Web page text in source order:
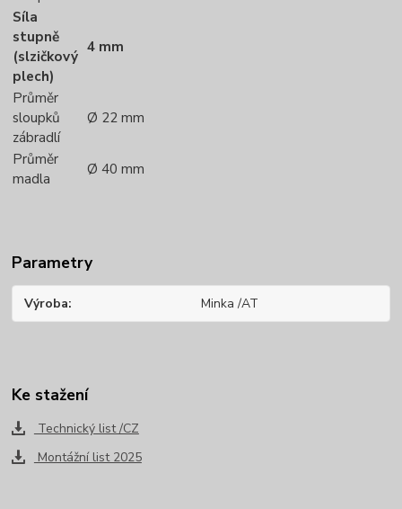
Síla
stupně
(slzičkový
plech)
4 mm
Průměr
sloupků
zábradlí
Ø 22 mm
Průměr
madla
Ø 40 mm
Parametry
Výroba Minka /AT
Ke stažení
Technický list /CZ
Montážní list 2025